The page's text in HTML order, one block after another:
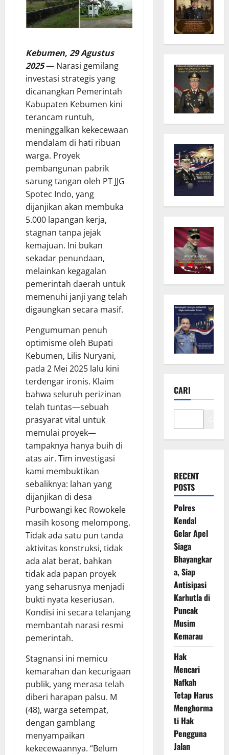
Kebumen, 29 Agustus
2025— Narasi gemilang
investasi strategis yang
dicanangkan Pemerintah
Kabupaten Kebumen kini
terancam runtuh,
meninggalkan kekecewaan
mendalam di hati ribuan
warga. Proyek
pembangunan pabrik
sarung tangan oleh PT JJG
Spotec Indo, yang
dijanjikan akan membuka
5.000 lapangan kerja,
stagnan tanpa jejak
kemajuan. Ini bukan
sekadar penundaan,
melainkan kegagalan
pemerintah daerah untuk
memenuhi janji yang telah
digaungkan secara masif.
Pengumuman penuh
optimisme oleh Bupati
Kebumen, Lilis Nuryani,
pada 2 Mei 2025 lalu kini
terdengar ironis. Klaim
bahwa seluruh perizinan
telah tuntas—sebuah
prasyarat vital untuk
memulai proyek—
tampaknya hanya buih di
atas air. Tim investigasi
kami membuktikan
sebaliknya: lahan yang
dijanjikan di desa
Purbowangi kec Rowokele
masih kosong melompong.
Tidak ada satu pun tanda
aktivitas konstruksi, tidak
ada alat berat, bahkan
tidak ada papan proyek
yang seharusnya menjadi
bukti nyata keseriusan.
Kondisi ini secara telanjang
membantah narasi resmi
pemerintah.
Stagnansi ini memicu
kemarahan dan kecurigaan
publik, yang merasa telah
diberi harapan palsu. M
(48), warga setempat,
dengan gamblang
menyampaikan
kekecewaannya. “Belum
CARI
RECENT
POSTS
Polres
Kendal
Gelar Apel
Siaga
Bhayangkar
a, Siap
Antisipasi
Karhutla di
Puncak
Musim
Kemarau
Hak
Mencari
Nafkah
Tetap Harus
Menghorma
ti Hak
Pengguna
Jalan